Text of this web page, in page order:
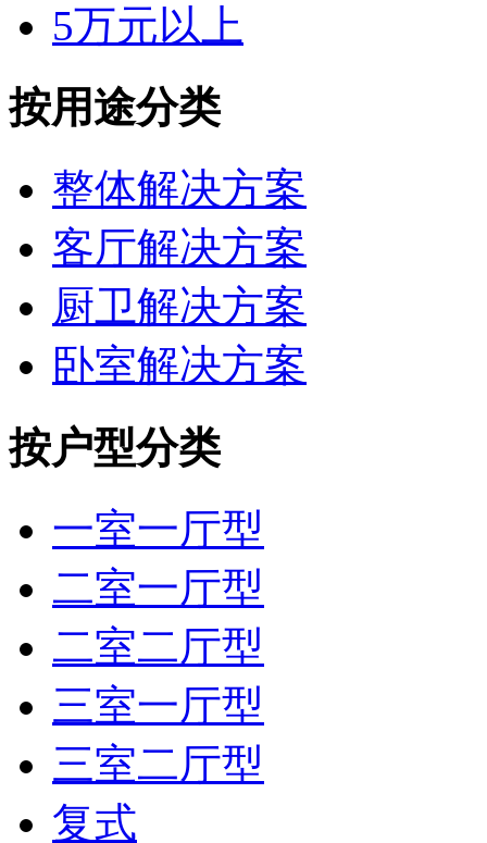
5万元以上
按用途分类
整体解决方案
客厅解决方案
厨卫解决方案
卧室解决方案
按户型分类
一室一厅型
二室一厅型
二室二厅型
三室一厅型
三室二厅型
复式